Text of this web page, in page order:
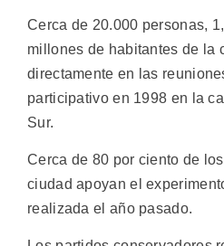
Cerca de 20.000 personas,
millones de habitantes de la
directamente en las
participativo en 1998 en la
Sur.
Cerca de 80 por ciento de
ciudad apoyan el
realizada el año pasado.